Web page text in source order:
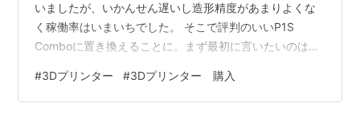
いましたが、いかんせん遅いし造形精度があまりよくな
く稼働率はいまいちでした。 そこで評判のいいP1S
Comboに置き換えることに。まず最初に言いたいのは、
良さが半減します。断言できます。2025/01/28現在の我
が家のP1Sの様子 今までにプリントしたもの
#3Dプリンター #3Dプリンター 購入